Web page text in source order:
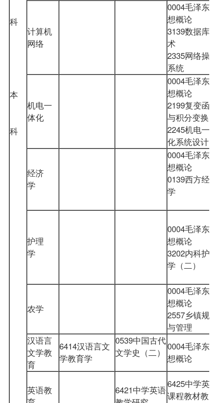
科
本
科
计算机
网络
0004毛泽东思
想概论
3139数据库技
术
2335网络操作
系统
机电一
体化
0004毛泽东思
想概论
2199复变函数
与积分变换
2245机电一体
化系统设计
经济
学
0004毛泽东思
想概论
0139西方经济
学
护理
学
0004毛泽东思
想概论
3202内科护理
学（二）
农学
0004毛泽东思
想概论
2557乡镇规划
与管理
汉语言
文学教
育
6414汉语言文
学教育学
0539中国古代
文学史（二）
0004毛泽东思
想概论
英语教
6421中学英语
6425中学英语
课程教材教